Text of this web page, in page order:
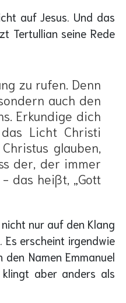
auf Jesus. Und das
Tertullian seine Rede
zu rufen. Denn
auch den
Erkundige dich
Licht Christi
glauben,
der, der immer
das heißt, „Gott
nur auf den Klang
Es erscheint irgendwie
Namen Emmanuel
klingt aber anders als